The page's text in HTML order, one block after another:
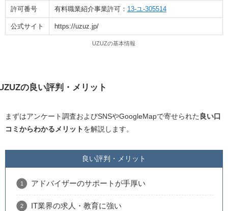
許可番号 有料職業紹介事業許可： 13-ユ-305514
公式サイト https://uzuz.jp/
UZUZの基本情報
の良い評判・メリット
まずはアンケート調査およびSNSやGoogleMapで寄せられた 良い口
コミからわかるメリットを解説します。
良い評判・メリット
アドバイザーのサポートが手厚い
IT業界の求人・教育に強い